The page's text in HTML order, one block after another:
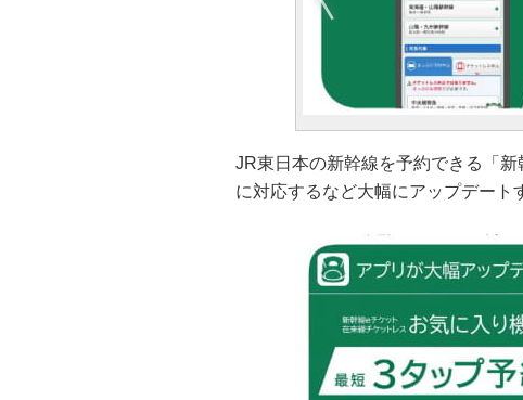
JR東日本の新幹線を予約できる「
に対応するなど大幅にアップデート